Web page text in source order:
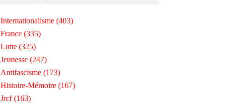
Internationalisme (403)
France (335)
Lutte (325)
Jeunesse (247)
Antifascisme (173)
Histoire-Mémoire (167)
Jrcf(163)